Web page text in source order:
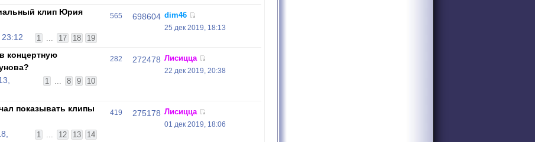
клип Юрия
1 ... 17 18 19
565 698604 dim46
25 дек 2019, 18:13
концертную
1 ... 8 9 10
282 272478 Лисицца
22 дек 2019, 20:38
показывать клипы
1 ... 12 13 14
419 275178 Лисицца
01 дек 2019, 18:06